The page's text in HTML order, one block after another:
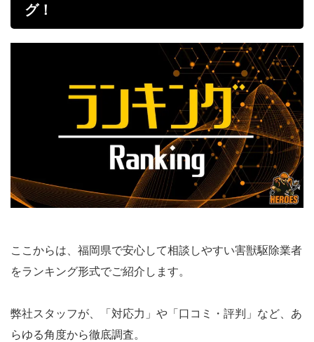
グ！
ここからは、福岡県で安心して相談しやすい害獣駆除業者
をランキング形式でご紹介します。
弊社スタッフが、「対応力」や「口コミ・評判」など、あ
らゆる角度から徹底調査。